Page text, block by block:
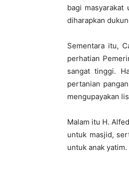
bagi
diharapkan
Sementara itu,
perhatian
sangat tinggi.
pertanian
mengupayakan
Malam itu H.
untuk masjid,
untuk anak yatim.